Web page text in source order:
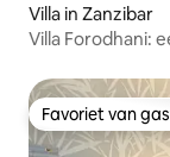
Villa in Zanzibar
Villa Forodhani:
Favoriet van
Favoriet van